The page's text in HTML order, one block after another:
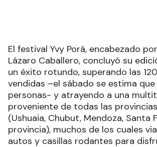
El festival Yvy Porá, encabezado
Lázaro Caballero, concluyó su
un éxito rotundo, superando las
vendidas –el sábado se estima
personas- y atrayendo a una
proveniente de todas las
(Ushuaia, Chubut, Mendoza, Santa
provincia), muchos de los cuales
autos y casillas rodantes para